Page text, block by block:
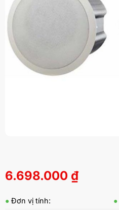
6.698.000 ₫
● Đơn vị tính: ●